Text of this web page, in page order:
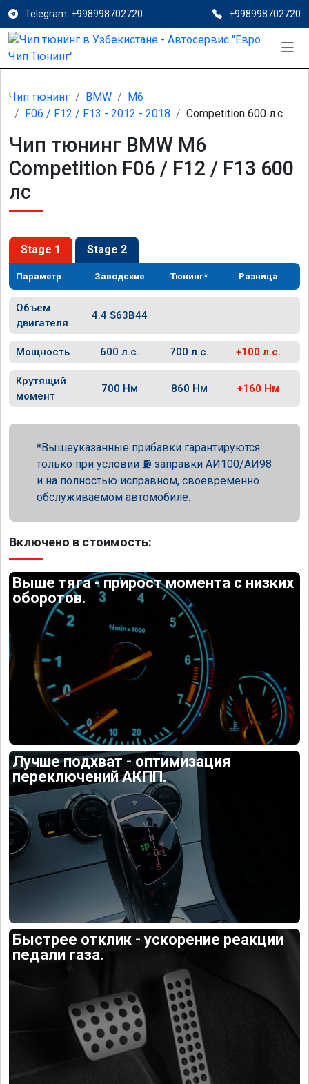
Telegram: +998998702720 +998998702720
Чип тюнинг BMW
M6
F06 / F12 / F13 - 2012 - 2018
Competition 600 л.с
Чип тюнинг BMW M6
Competition F06 / F12 / F13 600
лс
Stage 1 Stage 2
Параметр Заводские Тюнинг* Разница
Объем
двигателя
4.4 S63B44
Мощность 600 л.с. 700 л.с. +100 л.с.
Крутящий
момент
700 Нм 860 Нм +160 Нм
Вышеуказанные прибавки гарантируются
только при условии ⛽ заправки АИ100/АИ98
и на полностью исправном, своевременно
обслуживаемом автомобиле.
Включено в стоимость:
Выше тяга - прирост момента с низких
оборотов.
Лучше подхват - оптимизация
переключений АКПП.
Быстрее отклик - ускорение реакции
педали газа.